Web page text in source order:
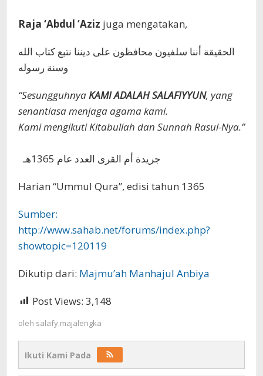
Raja ‘Abdul ‘Aziz juga mengatakan,
الحقيقة أننا سلفيون محافظون على ديننا نتبع كتاب الله
وسنة رسوله
“SesungguhnyaKAMI ADALAH SALAFIYYUN, yang
senantiasa menjaga agama kami.
Kami mengikuti Kitabullah dan Sunnah Rasul-Nya.”
جريدة أم القرى العدد عام 1365هـ
Harian “Ummul Qura”, edisi tahun 1365
Sumber:
http://www.sahab.net/forums/index.php?
showtopic=120119
Dikutip dari: Majmu’ah Manhajul Anbiya
Post Views: 3,148
oleh salafy.majalengka
Ikuti Kami Pada